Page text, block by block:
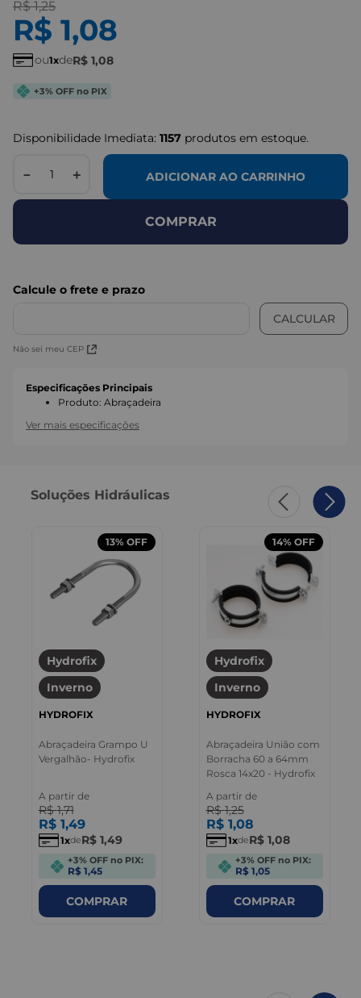
R$ 1,25
R$ 1,08
ou1 deR$ 1,08
+3% OFF no PIX
Disponibilidade Imediata: 1157 produtos em estoque.
＋
－ ADICIONAR AO CARRINHO
COMPRAR
Não sei meu CEP
Especificações Principais
Produto: Abraçadeira
Ver mais especificações
Soluções Hidráulicas
13% OFF
Hydrofix
Inverno
HYDROFIX
Abraçadeira Grampo U
Vergalhão- Hydrofix
A partir de
R$ 1,71
R$ 1,49
1 deR$ 1,49
+3% OFF no PIX:
R$ 1,45
COMPRAR
14% OFF
Hydrofix
Inverno
HYDROFIX
Abraçadeira União com
Borracha 60 a 64mm
Rosca 14x20 - Hydrofix
A partir de
R$ 1,25
R$ 1,08
1 deR$ 1,08
+3% OFF no PIX:
R$ 1,05
COMPRAR